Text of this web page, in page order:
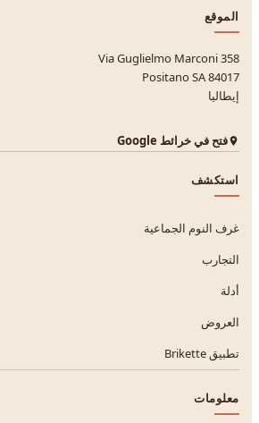
الموقع
Via Guglielmo Marconi 358
84017 Positano SA
إيطاليا
فتح في خرائط Google
استكشف
غرف النوم الجماعية
التجارب
أدلة
العروض
تطبيق Brikette
معلومات